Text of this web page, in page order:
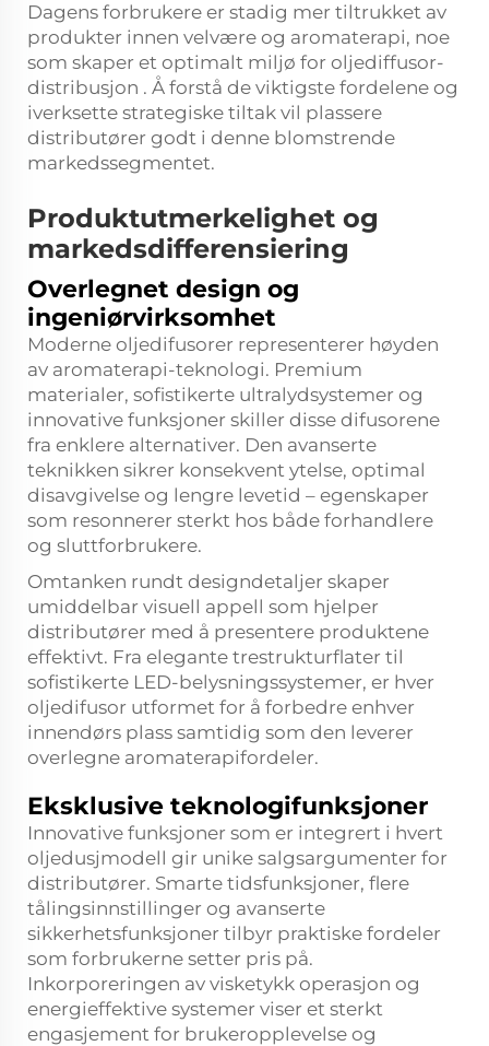
Dagens forbrukere er stadig mer tiltrukket av
produkter innen velvære og aromaterapi, noe
som skaper et optimalt miljø for oljediffusor-
distribusjon . Å forstå de viktigste fordelene og
iverksette strategiske tiltak vil plassere
distributører godt i denne blomstrende
markedssegmentet.
Produktutmerkelighet og
markedsdifferensiering
Overlegnet design og
ingeniørvirksomhet
Moderne oljedifusorer representerer høyden
av aromaterapi-teknologi. Premium
materialer, sofistikerte ultralydsystemer og
innovative funksjoner skiller disse difusorene
fra enklere alternativer. Den avanserte
teknikken sikrer konsekvent ytelse, optimal
disavgivelse og lengre levetid – egenskaper
som resonnerer sterkt hos både forhandlere
og sluttforbrukere.
Omtanken rundt designdetaljer skaper
umiddelbar visuell appell som hjelper
distributører med å presentere produktene
effektivt. Fra elegante trestrukturflater til
sofistikerte LED-belysningssystemer, er hver
oljedifusor utformet for å forbedre enhver
innendørs plass samtidig som den leverer
overlegne aromaterapifordeler.
Eksklusive teknologifunksjoner
Innovative funksjoner som er integrert i hvert
oljedusjmodell gir unike salgsargumenter for
distributører. Smarte tidsfunksjoner, flere
tålingsinnstillinger og avanserte
sikkerhetsfunksjoner tilbyr praktiske fordeler
som forbrukerne setter pris på.
Inkorporeringen av visketykk operasjon og
energieffektive systemer viser et sterkt
engasjement for brukeropplevelse og